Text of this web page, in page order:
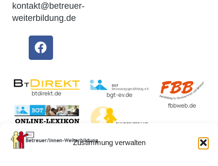
Zustimmung verwalten
kontakt@betreuer-
weiterbildung.de
btdirekt.de bgt-ev.de
BvBEF.de
fbbweb.de